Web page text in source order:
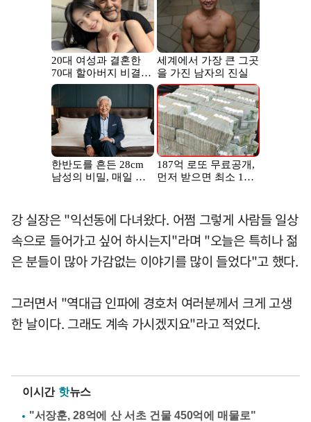
강 실장은 "익선동에 다녀왔다. 어쩜 그렇게 사람들 일상
속으로 들어가고 싶어 하시는지"라며 "오늘은 특히나 젊
은 분들이 많아 가감없는 이야기를 많이 들었다"고 했다.
그러면서 "역대급 인파에 경호처 여러분께서 크게 고생
한 날이다. 그래도 계속 가시겠지요"라고 적었다.
이시간 핫뉴스
"서장훈, 28억에 산 서초 건물 450억에 매물로"